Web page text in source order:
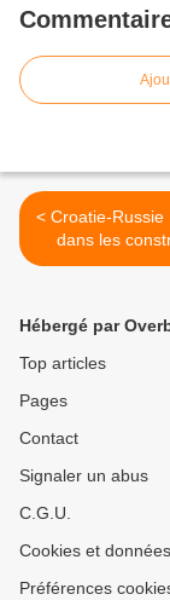
< Croatie-Russie : coopérer
dans les
routières et
Hébergé par
Top articles
Pages
Contact
Signaler un abus
C.G.U.
Cookies et
Préférences